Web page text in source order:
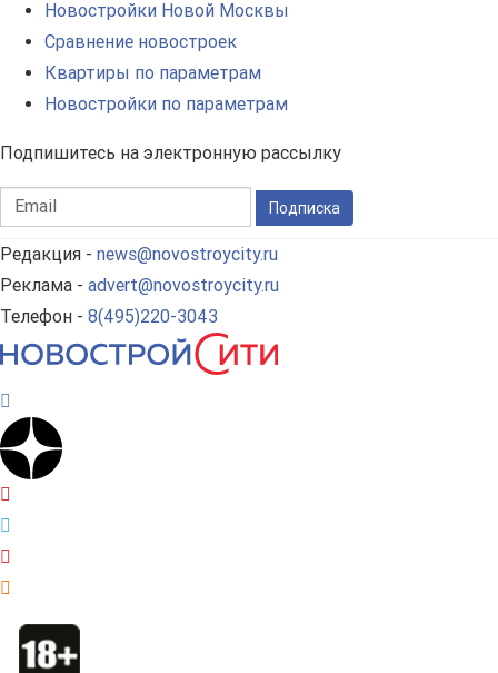
Новостройки Новой Москвы
Сравнение новостроек
Квартиры по параметрам
Новостройки по параметрам
Подпишитесь на электронную рассылку
Подписка
Редакция - news@novostroycity.ru
Реклама - advert@novostroycity.ru
Телефон - 8(495)220-3043